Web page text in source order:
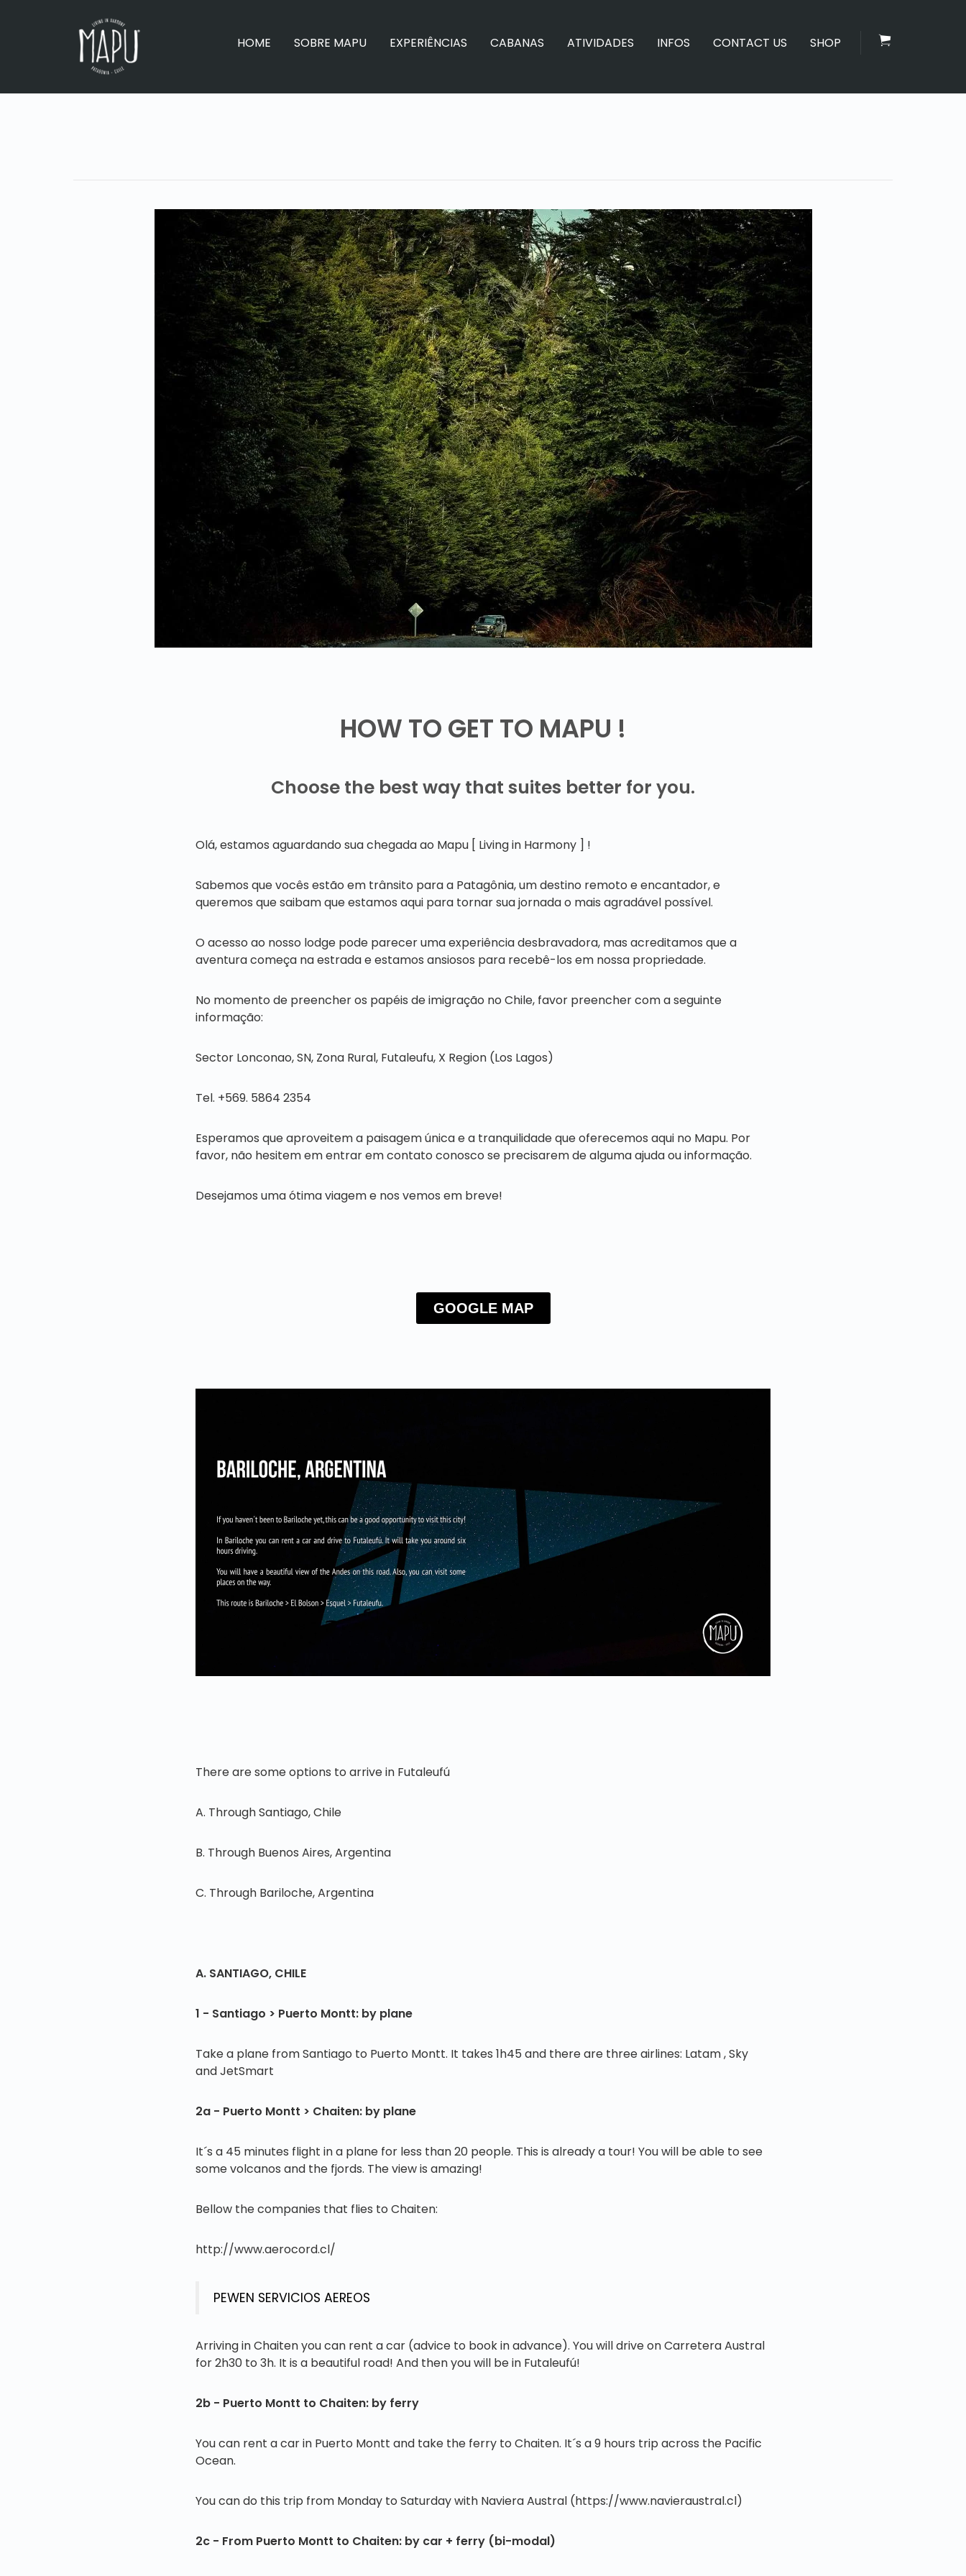
HOME SOBRE MAPU EXPERIÊNCIAS CABANAS ATIVIDADES INFOS CONTACT US SHOP
HOW TO GET TO MAPU !
Choose the best way that suites better for you.
Olá, estamos aguardando sua chegada ao Mapu [ Living in Harmony ] !
Sabemos que vocês estão em trânsito para a Patagônia, um destino remoto e encantador, e
queremos que saibam que estamos aqui para tornar sua jornada o mais agradável possível.
O acesso ao nosso lodge pode parecer uma experiência desbravadora, mas acreditamos que a
aventura começa na estrada e estamos ansiosos para recebê-los em nossa propriedade.
No momento de preencher os papéis de imigração no Chile, favor preencher com a seguinte
informação:
Sector Lonconao, SN, Zona Rural, Futaleufu, X Region (Los Lagos)
Tel. +569. 5864 2354
Esperamos que aproveitem a paisagem única e a tranquilidade que oferecemos aqui no Mapu. Por
favor, não hesitem em entrar em contato conosco se precisarem de alguma ajuda ou informação.
Desejamos uma ótima viagem e nos vemos em breve!
GOOGLE MAP
There are some options to arrive in Futaleufú
A. Through Santiago, Chile
B. Through Buenos Aires, Argentina
C. Through Bariloche, Argentina
A. SANTIAGO, CHILE
1 - Santiago > Puerto Montt: by plane
Take a plane from Santiago to Puerto Montt. It takes 1h45 and there are three airlines: Latam , Sky
and JetSmart
2a - Puerto Montt > Chaiten: by plane
It´s a 45 minutes flight in a plane for less than 20 people. This is already a tour! You will be able to see
some volcanos and the fjords. The view is amazing!
Bellow the companies that flies to Chaiten:
http://www.aerocord.cl/
PEWEN SERVICIOS AEREOS
Arriving in Chaiten you can rent a car (advice to book in advance). You will drive on Carretera Austral
for 2h30 to 3h. It is a beautiful road! And then you will be in Futaleufú!
2b - Puerto Montt to Chaiten: by ferry
You can rent a car in Puerto Montt and take the ferry to Chaiten. It´s a 9 hours trip across the Pacific
Ocean.
You can do this trip from Monday to Saturday with Naviera Austral (https://www.navieraustral.cl)
2c - From Puerto Montt to Chaiten: by car + ferry (bi-modal)